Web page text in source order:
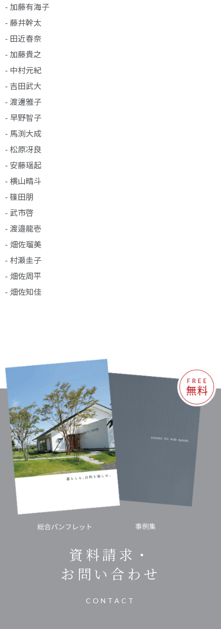
- 加藤有海子
- 藤井幹太
- 田近春奈
- 加藤貴之
- 中村元紀
- 吉田武大
- 渡邊雅子
- 早野智子
- 馬渕大成
- 松原冴良
- 安藤瑶起
- 横山晴斗
- 篠田朋
- 武市啓
- 渡邉龍壱
- 畑佐瑠美
- 村瀬圭子
- 畑佐周平
- 畑佐知佳
資料請求・
お問い合わせ
CONTACT